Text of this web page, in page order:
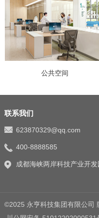
公共空间
联系我们
623870329@qq.com
400-8888585
成都海峡两岸科技产业开
©2025 永亨科技集团有限公司